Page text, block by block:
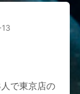
で東京店の